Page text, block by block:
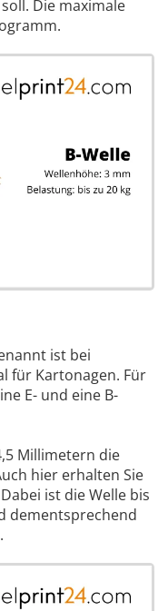
Die maximale
ist bei
für Kartonagen. Für
E- und eine B-
Millimetern die
hier erhalten Sie
ist die Welle bis
dementsprechend